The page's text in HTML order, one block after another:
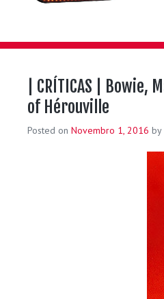
| CRÍTICAS |
of Hérouville
Posted on Novembro 1, 2016 by